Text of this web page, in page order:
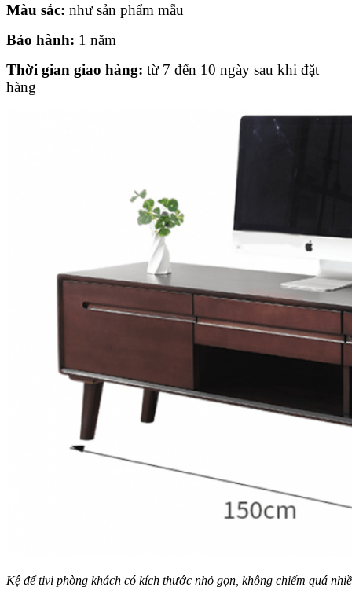
Màu sắc: như sản phẩm mẫu
Bảo hành: 1 năm
Thời gian giao hàng: từ 7 đến 10 ngày sau khi đặt
hàng
Kệ để tivi phòng khách có kích thước nhỏ gọn, không chiếm quá